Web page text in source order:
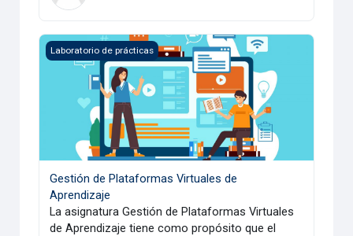
Gestión de Plataformas Virtuales de Aprendizaje
Laboratorio de prácticas
Gestión de Plataformas Virtuales de
Aprendizaje
La asignatura Gestión de Plataformas Virtuales
de Aprendizaje tiene como propósito que el